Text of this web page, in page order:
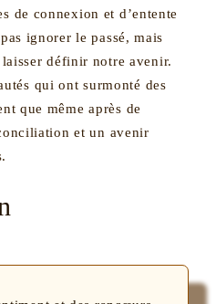
de connexion et d’entente
ignorer le passé, mais
définir notre avenir.
qui ont surmonté des
que même après de
et un avenir